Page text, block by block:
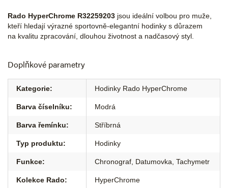
Rado HyperChrome R32259203 jsou ideální volbou pro muže,
kteří hledají výrazné sportovně-elegantní hodinky s důrazem
na kvalitu zpracování, dlouhou životnost a nadčasový styl.
Doplňkové parametry
Kategorie: Hodinky Rado HyperChrome
Barva číselníku: Modrá
Barva řemínku: Stříbrná
Typ produktu: Hodinky
Funkce: Chronograf Datumovka Tachymetr
Kolekce Rado: HyperChrome